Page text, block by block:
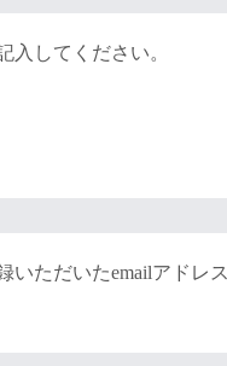
入してください。
ただいたemailアドレス